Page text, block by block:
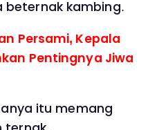
beternak kambing.
Persami, Kepala
Pentingnya Jiwa
itu memang